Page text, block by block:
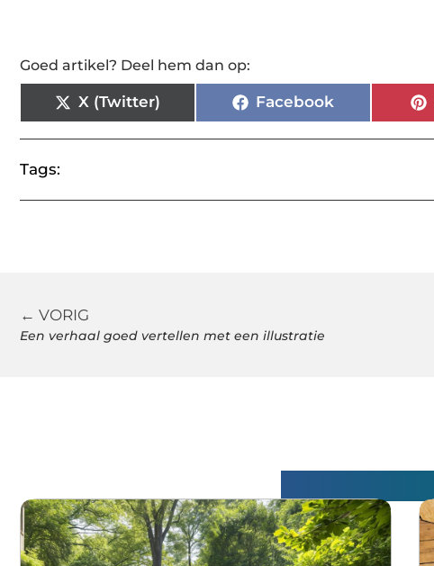
Goed artikel? Deel hem dan op:
X (Twitter) Facebook
Tags:
← VORIG
Een verhaal goed vertellen met een illustratie